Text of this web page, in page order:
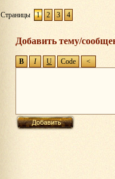
Страницы 1 2 3 4
Добавить тему/